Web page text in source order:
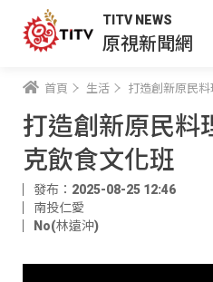
TITV NEWS
原視新聞網
首頁 生活 打造創新原民
打造創新原民料
克飲食文化班
發布：2025-08-25 12:46
南投仁愛
No(林遠沖)